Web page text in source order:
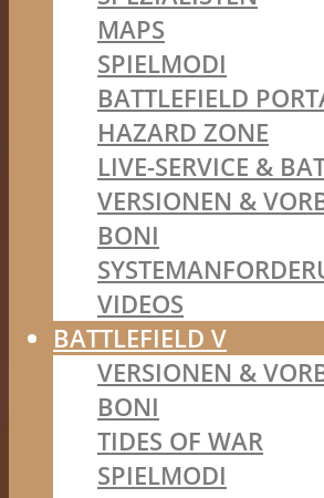
MAPS
SPIELMODI
BATTLEFIELD
HAZARD ZONE
LIVE-SERVICE &
VERSIONEN &
BONI
VIDEOS
BATTLEFIELD V
VERSIONEN &
BONI
TIDES OF WAR
SPIELMODI